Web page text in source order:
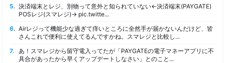
5. 決済端末とレジ、別物って意外と知られていない←決済端末(PAYGATE)
POSレジ(スマレジ)→ pic.twitte...
6. Airレジって機能少な過ぎて痒いところに全然手が届かないんだけど、皆
さんこれで便利に使えてるんですかね。スマレジと比較し...
7.
あ！スマレジから留守電入ってたが「PAYGATEの電子マネーアプリに不
具合があったから早くアップデートしなさい」とのこと...